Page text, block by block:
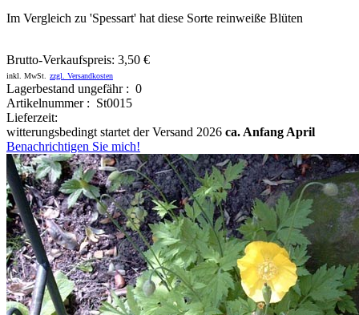
Im Vergleich zu 'Spessart' hat diese Sorte reinweiße Blüten
Brutto-Verkaufspreis: 3,50 €
inkl. MwSt. zzgl. Versandkosten
Lagerbestand ungefähr : 0
Artikelnummer : St0015
Lieferzeit:
witterungsbedingt startet der Versand 2026 ca. Anfang April
Benachrichtigen Sie mich!